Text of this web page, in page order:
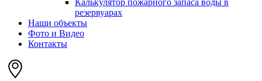
Калькулятор пожарного запаса воды в
резервуарах
Наши объекты
Фото и Видео
Контакты